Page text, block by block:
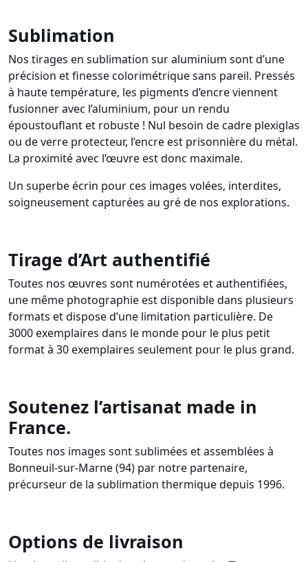
Sublimation
Nos tirages en sublimation sur aluminium sont d’une
précision et finesse colorimétrique sans pareil. Pressés
à haute température, les pigments d’encre viennent
fusionner avec l’aluminium, pour un rendu
époustouflant et robuste ! Nul besoin de cadre plexiglas
ou de verre protecteur, l’encre est prisonnière du métal.
La proximité avec l’œuvre est donc maximale.
Un superbe écrin pour ces images volées, interdites,
soigneusement capturées au gré de nos explorations.
Tirage d’Art authentifié
Toutes nos œuvres sont numérotées et authentifiées,
une même photographie est disponible dans plusieurs
formats et dispose d’une limitation particulière. De
3000 exemplaires dans le monde pour le plus petit
format à 30 exemplaires seulement pour le plus grand.
Soutenez l’artisanat made in
France.
Toutes nos images sont sublimées et assemblées à
Bonneuil-sur-Marne (94) par notre partenaire,
précurseur de la sublimation thermique depuis 1996.
Options de livraison